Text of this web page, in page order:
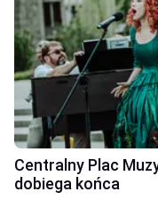
Centralny Plac
dobiega końca